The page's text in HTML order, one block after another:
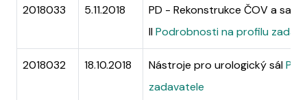
2018033 5.11.2018
PD - Rekonstrukce ČOV a
IIPodrobnosti na profilu
2018032 18.10.2018 Nástroje pro urologický sál
zadavatele